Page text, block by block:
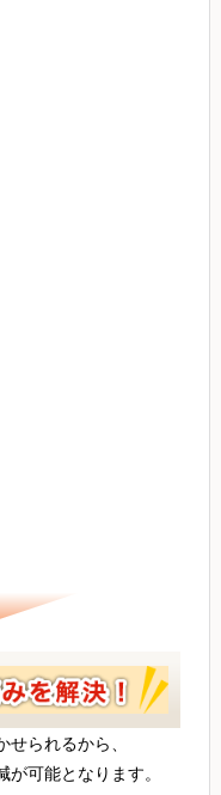
られるから、
可能となります。